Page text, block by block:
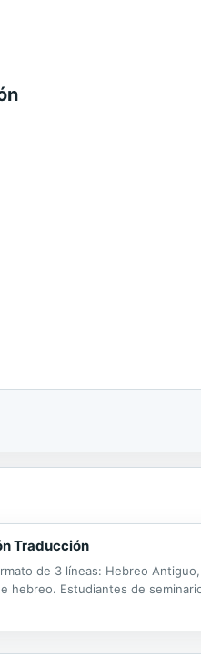
Traducción
de 3 líneas: Hebreo
hebreo. Estudiantes de